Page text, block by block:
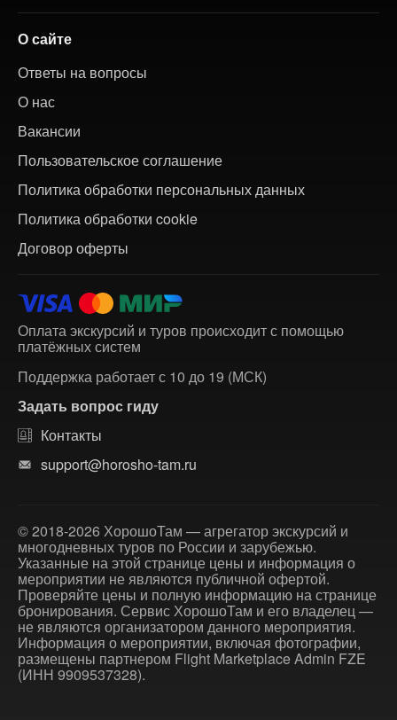
О сайте
Ответы на вопросы
О нас
Вакансии
Пользовательское соглашение
Политика обработки персональных данных
Политика обработки cookie
Договор оферты
Оплата экскурсий и туров происходит с помощью
платёжных систем
Поддержка работает с 10 до 19 (МСК)
Задать вопрос гиду
Контакты
support@horosho-tam.ru
© 2018-2026 ХорошоТам — агрегатор экскурсий и
многодневных туров по России и зарубежью.
Указанные на этой странице цены и информация о
мероприятии не являются публичной офертой.
Проверяйте цены и полную информацию на странице
бронирования. Сервис ХорошоТам и его владелец —
не являются организатором данного мероприятия.
Информация о мероприятии, включая фотографии,
размещены партнером Flight Marketplace Admin FZE
(ИНН 9909537328).